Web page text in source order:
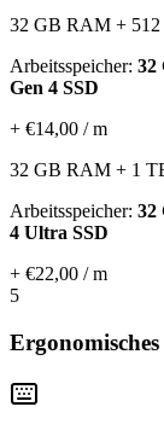
32 GB RAM + 512
Arbeitsspeicher: 32
Gen 4 SSD
+ €14,00 / m
32 GB RAM + 1
Arbeitsspeicher: 32
4 Ultra SSD
+ €22,00 / m
5